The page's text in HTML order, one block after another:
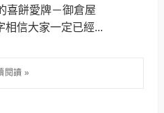
喜餅愛牌－御倉屋
相信大家一定已經...